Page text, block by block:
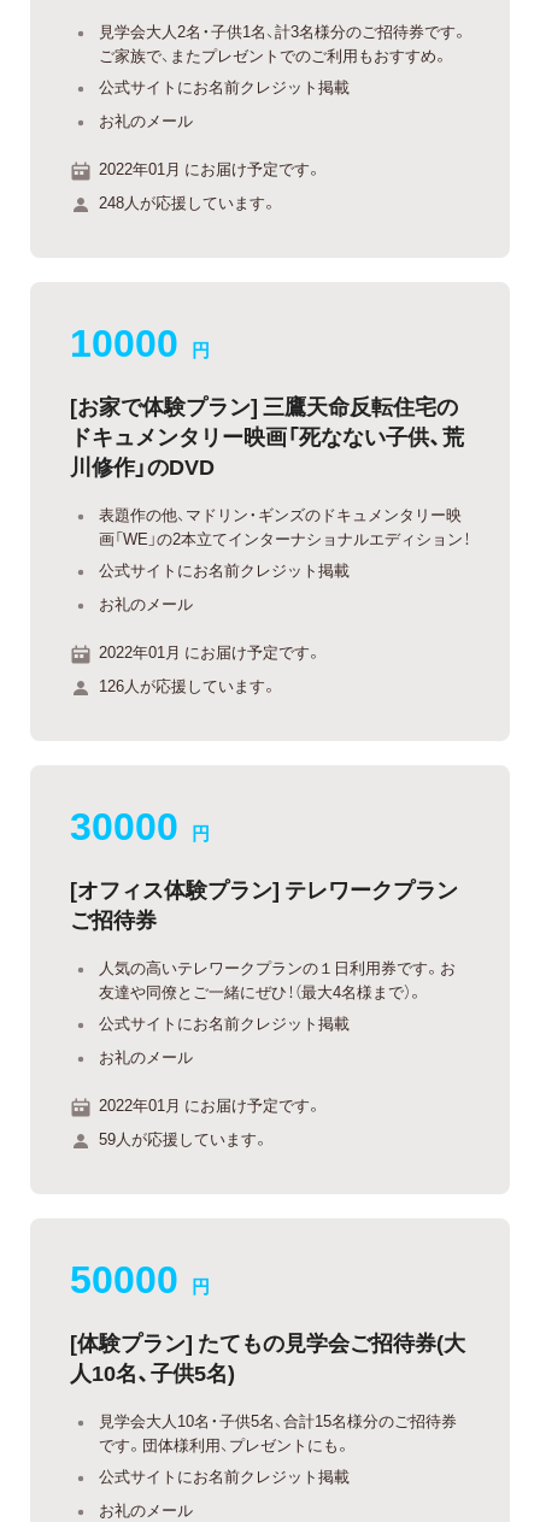
見学会大人2名・子供1名、計3名様分のご招待券です。
ご家族で、またプレゼントでのご利用もおすすめ。
公式サイトにお名前クレジット掲載
お礼のメール
2022年01月 にお届け予定です。
248人が応援しています。
10000 円
[お家で体験プラン] 三鷹天命反転住宅の
ドキュメンタリー映画「死なない子供、荒
川修作」のDVD
表題作の他、マドリン・ギンズのドキュメンタリー映
画「WE」の2本立てインターナショナルエディション！
公式サイトにお名前クレジット掲載
お礼のメール
2022年01月 にお届け予定です。
126人が応援しています。
30000 円
[オフィス体験プラン] テレワークプラン
ご招待券
人気の高いテレワークプランの１日利用券です。お
友達や同僚とご一緒にぜひ！（最大4名様まで）。
公式サイトにお名前クレジット掲載
お礼のメール
2022年01月 にお届け予定です。
59人が応援しています。
50000 円
[体験プラン] たてもの見学会ご招待券(大
人10名、子供5名)
見学会大人10名・子供5名、合計15名様分のご招待券
です。団体様利用、プレゼントにも。
公式サイトにお名前クレジット掲載
お礼のメール